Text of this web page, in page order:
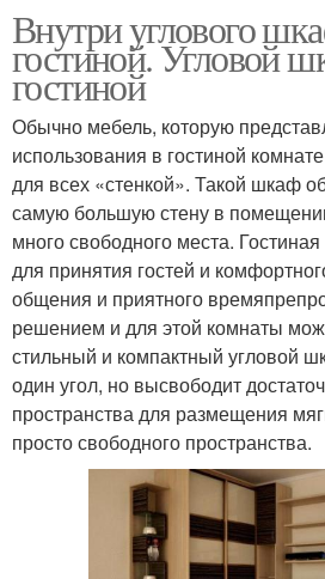
Внутри углового
гостиной. Угловой
гостиной
Обычно мебель, которую
использования в гостиной
для всех «стенкой». Такой шкаф
самую большую стену в
много свободного места.
для принятия гостей и
общения и приятного
решением и для этой комнаты
стильный и компактный угловой
один угол, но высвободит
пространства для размещения
просто свободного пространства.